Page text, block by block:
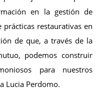
en la gestión de
restaurativas en
de que, a través de la
podemos construir
para nuestros
Lucia Perdomo.